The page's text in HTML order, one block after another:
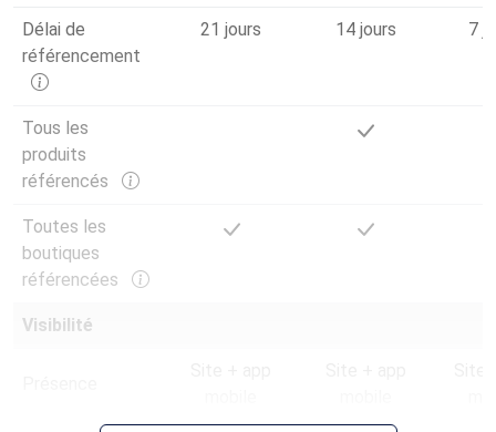
Délai de
référencement
21 jours 14 jours 7
Tous les
produits
référencés
Toutes les
boutiques
référencées
Visibilité